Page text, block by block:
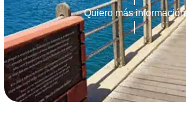
Quiero más información